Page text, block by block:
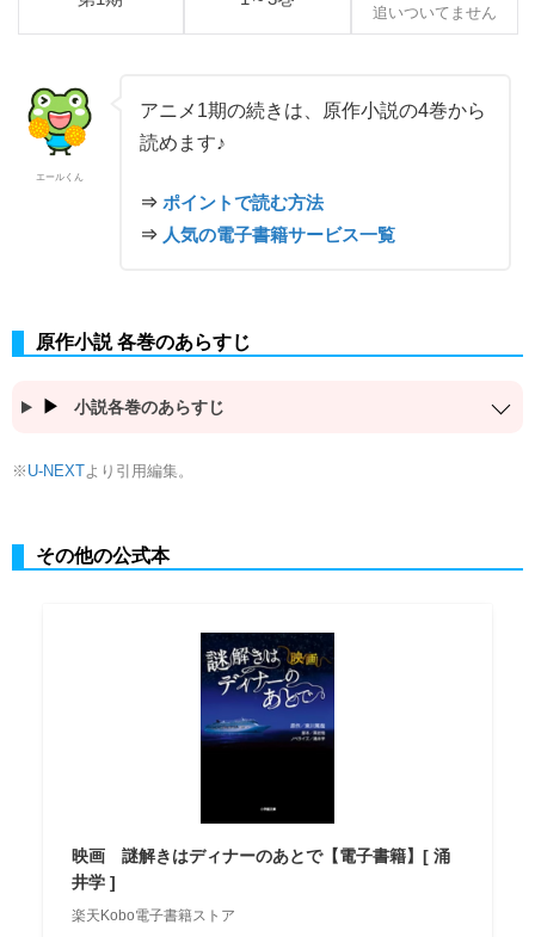
追いついてません
エールくん
アニメ1期の続きは、原作小説の4巻から
読めます♪
⇒ ポイントで読む方法
⇒ 人気の電子書籍サービス一覧
原作小説 各巻のあらすじ
小説各巻のあらすじ
※ U-NEXTより引用編集。
その他の公式本
映画 謎解きはディナーのあとで【電子書籍】[ 涌
井学 ]
楽天Kobo電子書籍ストア